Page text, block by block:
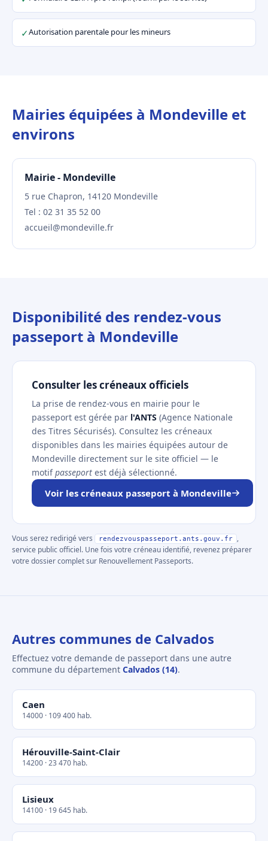
✓Autorisation parentale pour les mineurs
Mairies équipées à Mondeville et
environs
Mairie - Mondeville
5 rue Chapron, 14120 Mondeville
Tel : 02 31 35 52 00
accueil@mondeville.fr
Disponibilité des rendez-vous
passeport à Mondeville
Consulter les créneaux officiels
La prise de rendez-vous en mairie pour le
passeport est gérée par l'ANTS (Agence Nationale
des Titres Sécurisés). Consultez les créneaux
disponibles dans les mairies équipées autour de
Mondeville directement sur le site officiel — le
motifpasseport est déjà sélectionné.
Voir les créneaux passeport à Mondeville
Vous serez redirigé vers rendezvouspasseport.ants.gouv.fr
,
service public officiel. Une fois votre créneau identifié, revenez préparer
votre dossier complet sur Renouvellement Passeports.
Autres communes de Calvados
Effectuez votre demande de passeport dans une autre
commune du département Calvados (14).
Caen
14000 · 109 400 hab.
Hérouville-Saint-Clair
14200 · 23 470 hab.
Lisieux
14100 · 19 645 hab.